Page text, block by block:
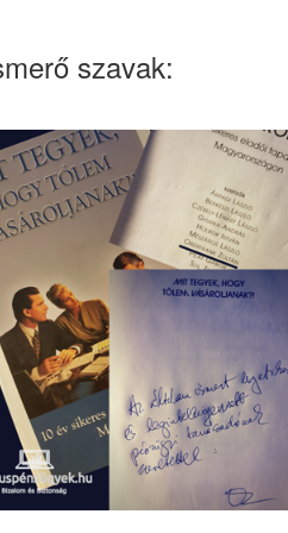
szavak: